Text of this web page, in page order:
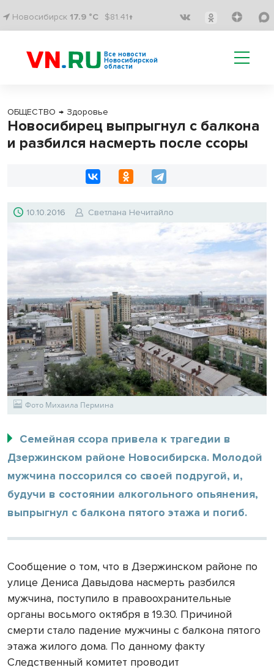
Новосибирск 17.9 °C $81.41↑
Все новости
Новосибирской
области
ОБЩЕСТВО → Здоровье
Новосибирец выпрыгнул с балкона
и разбился насмерть после ссоры
10.10.2016 Светлана Нечитайло
Фото Михаила Пермина
Семейная ссора привела к трагедии в
Дзержинском районе Новосибирска. Молодой
мужчина поссорился со своей подругой, и,
будучи в состоянии алкогольного опьянения,
выпрыгнул с балкона пятого этажа и погиб.
Сообщение о том, что в Дзержинском районе по
улице Дениса Давыдова насмерть разбился
мужчина, поступило в правоохранительные
органы восьмого октября в 19.30. Причиной
смерти стало падение мужчины с балкона пятого
этажа жилого дома. По данному факту
Следственный комитет проводит